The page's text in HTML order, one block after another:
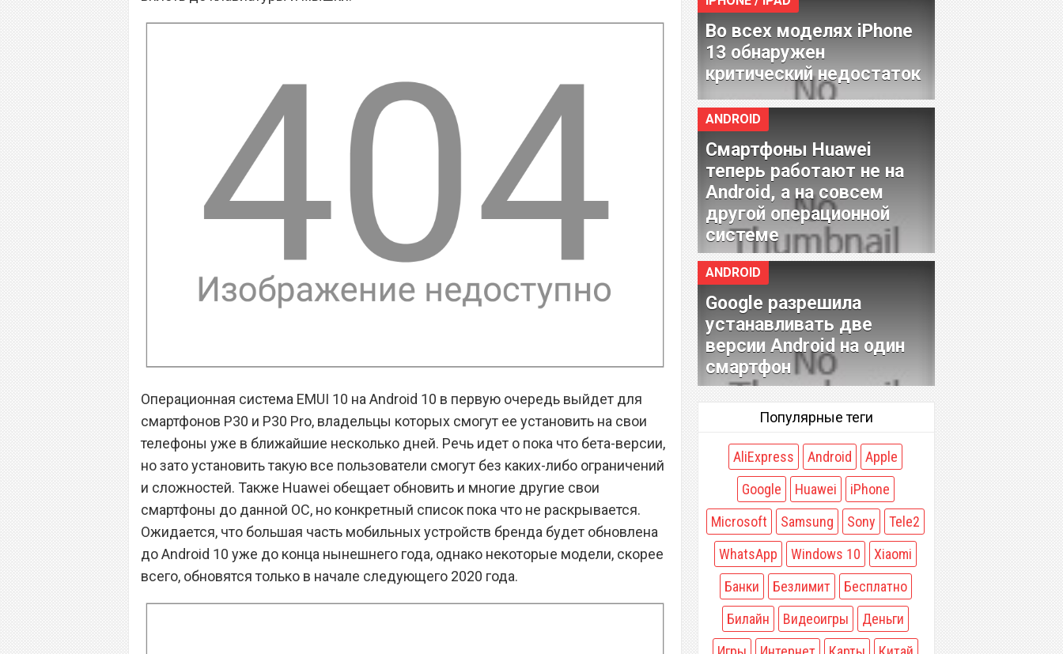
Операционная система EMUI 10 на Android 10 в первую очередь выйдет для
смартфонов P30 и P30 Pro, владельцы которых смогут ее установить на свои
телефоны уже в ближайшие несколько дней. Речь идет о пока что бета-версии,
но зато установить такую все пользователи смогут без каких-либо ограничений
и сложностей. Также Huawei обещает обновить и многие другие свои
смартфоны до данной ОС, но конкретный список пока что не раскрывается.
Ожидается, что большая часть мобильных устройств бренда будет обновлена
до Android 10 уже до конца нынешнего года, однако некоторые модели, скорее
всего, обновятся только в начале следующего 2020 года.
Во всех моделях iPhone
13 обнаружен
критический недостаток
ANDROID
Смартфоны Huawei
теперь работают не на
Android, а на совсем
другой операционной
системе
ANDROID
Google разрешила
устанавливать две
версии Android на один
смартфон
Популярные теги
AliExpress Android
Apple
Google
Huawei
iPhone
Microsoft
Samsung Sony
Tele2
WhatsApp
Windows 10
Xiaomi
Банки
Безлимит
Бесплатно
Билайн
Видеоигры
Деньги